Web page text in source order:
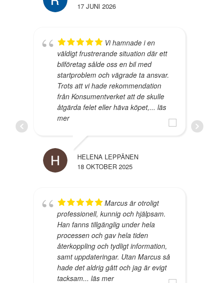
17 JUNI 2026
Vi hamnade i en
väldigt frustrerande situation där ett
bilföretag sålde oss en bil med
startproblem och vägrade ta ansvar.
Trots att vi hade rekommendation
från Konsumentverket att de skulle
åtgärda felet eller häva köpet,... läs
mer
HELENA LEPPÄNEN
18 OKTOBER 2025
Marcus är otroligt
professionell, kunnig och hjälpsam.
Han fanns tillgänglig under hela
processen och gav hela tiden
återkoppling och tydligt information,
samt uppdateringar. Utan Marcus så
hade det aldrig gått och jag är evigt
tacksam... läs mer